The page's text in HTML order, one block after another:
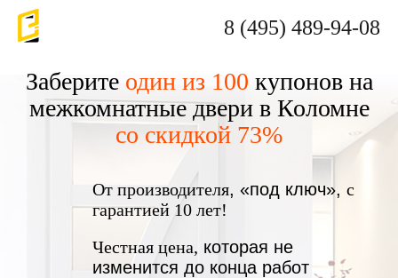
8 (495) 489-94-08
Заберите один из 100 купонов на
межкомнатные двери в Коломне
со скидкой 73%
От производителя, «под ключ», с
гарантией 10 лет!
Честная цена, которая не
изменится до конца работ